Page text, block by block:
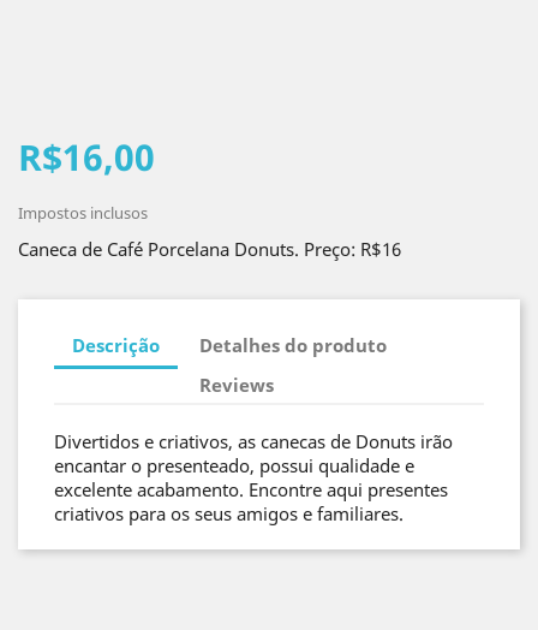
R$16,00
Impostos inclusos
Caneca de Café Porcelana Donuts. Preço: R$16
Descrição
Detalhes do produto
Reviews
Divertidos e criativos, as canecas de Donuts irão
encantar o presenteado, possui qualidade e
excelente acabamento. Encontre aqui presentes
criativos para os seus amigos e familiares.